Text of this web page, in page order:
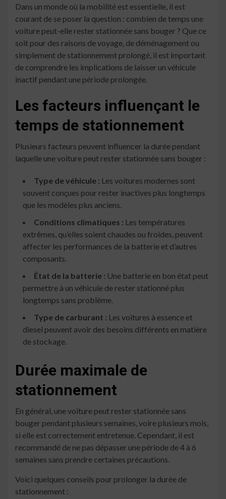
Dans un monde où la mobilité est essentielle, il est
courant de se poser la question : combien de temps une
voiture peut-elle rester stationnée sans bouger ? Que ce
soit pour des raisons de voyage, de déménagement ou
simplement de stationnement prolongé, il est important
de comprendre les implications de laisser un véhicule
inactif pendant une période prolongée.
Les facteurs influençant le
temps de stationnement
Plusieurs facteurs peuvent influencer la durée pendant
laquelle une voiture peut rester stationnée sans bouger :
Type de véhicule : Les voitures modernes sont
souvent conçues pour rester inactives plus longtemps
que les modèles plus anciens.
Conditions climatiques : Les températures
extrêmes, qu’elles soient chaudes ou froides, peuvent
affecter les performances de la batterie et d’autres
composants.
État de la batterie : Une batterie en bon état peut
permettre à un véhicule de rester stationné plus
longtemps sans problème.
Type de carburant : Les voitures à essence et
diesel peuvent avoir des besoins différents en matière
de stockage.
Durée maximale de
stationnement
En général, une voiture peut rester stationnée sans
bouger pendant plusieurs semaines, voire plusieurs mois,
si elle est correctement entretenue. Cependant, il est
recommandé de ne pas dépasser une période de 4 à 6
semaines sans prendre certaines précautions.
Voici quelques conseils pour prolonger la durée de
stationnement :